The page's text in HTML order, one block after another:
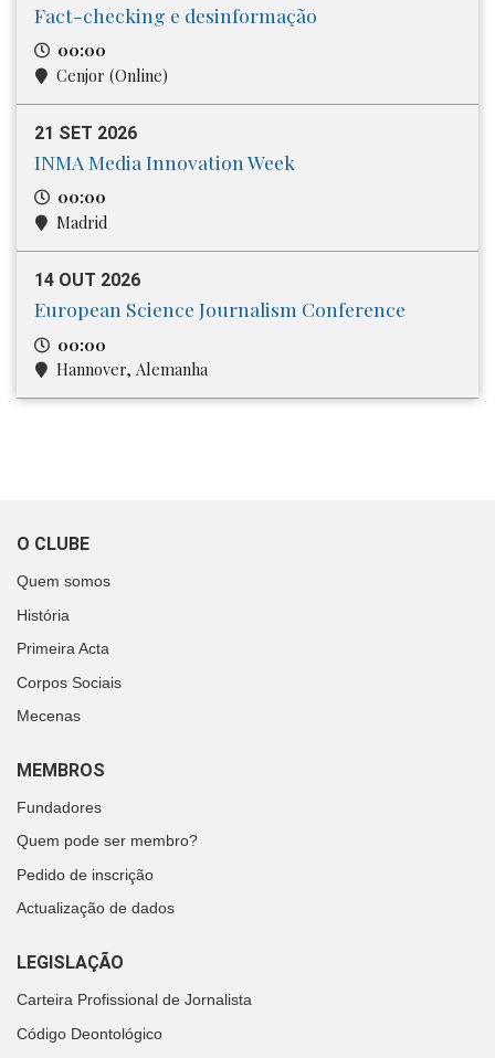
Fact-checking e desinformação
00:00
Cenjor (Online)
21 SET 2026
INMA Media Innovation Week
00:00
Madrid
14 OUT 2026
European Science Journalism Conference
00:00
Hannover, Alemanha
O CLUBE
Quem somos
História
Primeira Acta
Corpos Sociais
Mecenas
MEMBROS
Fundadores
Quem pode ser membro?
Pedido de inscrição
Actualização de dados
LEGISLAÇÃO
Carteira Profissional de Jornalista
Código Deontológico